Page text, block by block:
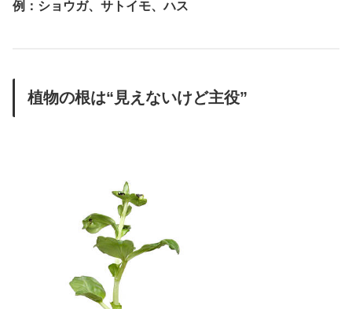
例：ショウガ、サトイモ、ハス
植物の根は“見えないけど主役”